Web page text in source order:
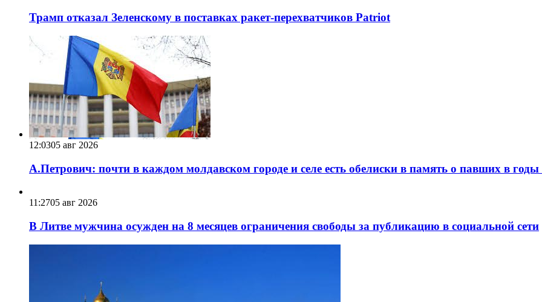
Трамп отказал Зеленскому в поставках ракет-перехватчиков Patriot
12:0305 авг 2026
А.Петрович: почти в каждом молдавском городе и селе есть обелиски в память о павших в
11:2705 авг 2026
В Литве мужчина осужден на 8 месяцев ограничения свободы за публикацию в социальной сети